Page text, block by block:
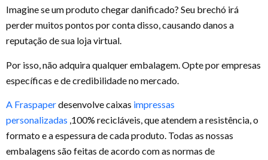
Imagine se um produto chegar danificado? Seu brechó irá
perder muitos pontos por conta disso, causando danos a
reputação de sua loja virtual.
Por isso, não adquira qualquer embalagem. Opte por empresas
específicas e de credibilidade no mercado.
A Fraspaperdesenvolve caixas impressas
personalizadas ,100% recicláveis, que atendem a resistência, o
formato e a espessura de cada produto. Todas as nossas
embalagens são feitas de acordo com as normas de